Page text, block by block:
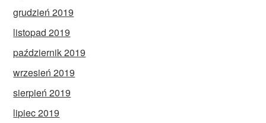
grudzień 2019
listopad 2019
październik 2019
wrzesień 2019
sierpień 2019
lipiec 2019